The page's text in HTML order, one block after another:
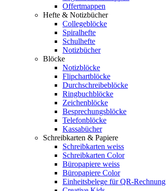
Offertmappen
Hefte & Notizbücher
Collegeblöcke
Spiralhefte
Schulhefte
Notizbücher
Blöcke
Notizblöcke
Flipchartblöcke
Durchschreibeblöcke
Ringbuchblöcke
Zeichenblöcke
Besprechungsblöcke
Telefonblöcke
Kassabücher
Schreibkarten & Papiere
Schreibkarten weiss
Schreibkarten Color
Büropapiere weiss
Büropapiere Color
Einheitsbelege für QR-Rechnung